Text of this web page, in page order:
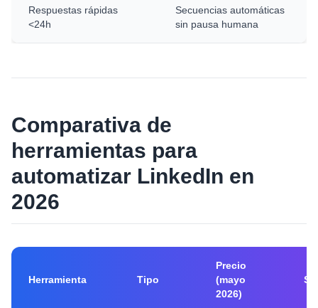
Respuestas rápidas
<24h
Secuencias automáticas
sin pausa humana
Comparativa de
herramientas para
automatizar LinkedIn en
2026
Herramienta Tipo
Precio
(mayo
2026)